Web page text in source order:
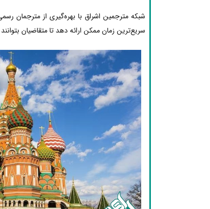
شبکه مترجمین اشراق با بهره‌گیری از مترجمان
سریع‌ترین زمان ممکن ارائه دهد تا متقاضیان